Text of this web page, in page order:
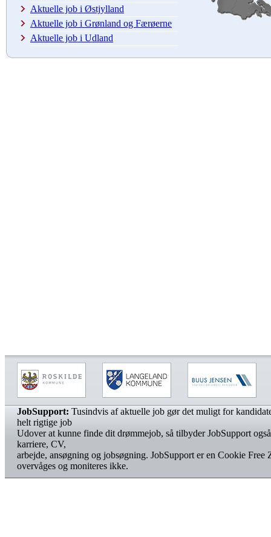
Aktuelle job i Østjylland
Aktuelle job i Grønland og Færøerne
Aktuelle job i Udland
JobSupport: Tusindvis af aktuelle job gør det muligt for
helt rigtige job
Udover at kunne finde dit drømmejob, så tilbyder JobSupport
karriere, CV,
arbejde, ansøgning og jobsøgning. JobSupport er en Cookie Free
overvåges og moniteres ikke.